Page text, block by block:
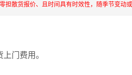
担散货报价、且时间具有时效性，随季节变动
门费用。